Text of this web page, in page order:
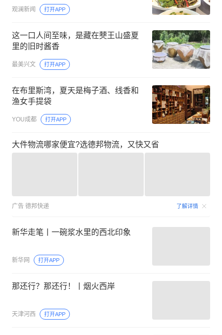
观澜新闻 打开APP
这一口人间至味，是藏在僰王山盛夏
里的旧时酱香
最美兴文 打开APP
在布里斯湾，夏天是梅子酒、线香和
渔女手提袋
YOU成都 打开APP
大件物流哪家便宜?选德邦物流，又快又省
广告 德邦快递 了解详情
新华走笔丨一碗浆水里的西北印象
新华网 打开APP
那还行？那还行！丨烟火西岸
天津河西 打开APP